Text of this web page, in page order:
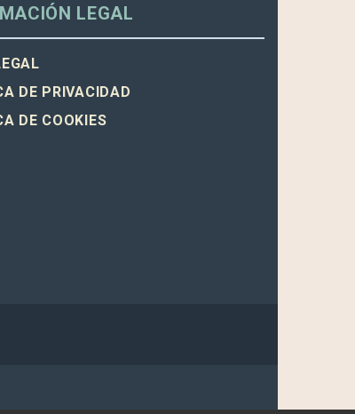
LEGAL
DE PRIVACIDAD
DE COOKIES